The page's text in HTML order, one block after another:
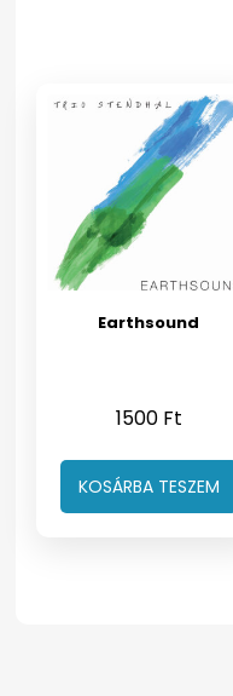
Earthsound
1500 Ft
KOSÁRBA TESZEM